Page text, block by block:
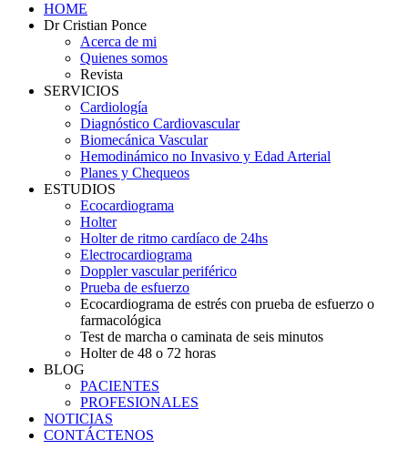
HOME
Dr Cristian Ponce
Acerca de mi
Quienes somos
Revista
SERVICIOS
Cardiología
Diagnóstico Cardiovascular
Biomecánica Vascular
Hemodinámico no Invasivo y Edad Arterial
Planes y Chequeos
ESTUDIOS
Ecocardiograma
Holter
Holter de ritmo cardíaco de 24hs
Electrocardiograma
Doppler vascular periférico
Prueba de esfuerzo
Ecocardiograma de estrés con prueba de esfuerzo o
farmacológica
Test de marcha o caminata de seis minutos
Holter de 48 o 72 horas
BLOG
PACIENTES
PROFESIONALES
NOTICIAS
CONTÁCTENOS